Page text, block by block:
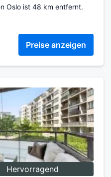
Oslo ist 48 km entfernt.
Preise anzeigen
Hervorragend